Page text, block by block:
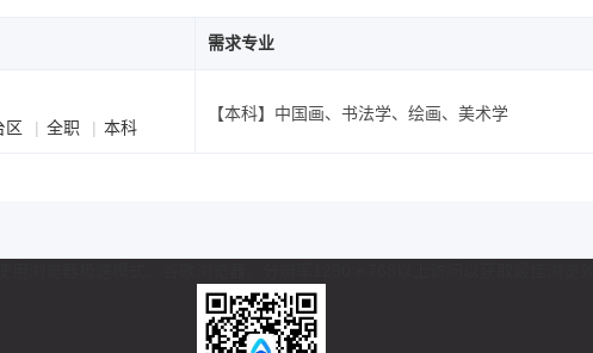
需求专业
区 全职 本科
【本科】中国画、书法学、绘画、美术学